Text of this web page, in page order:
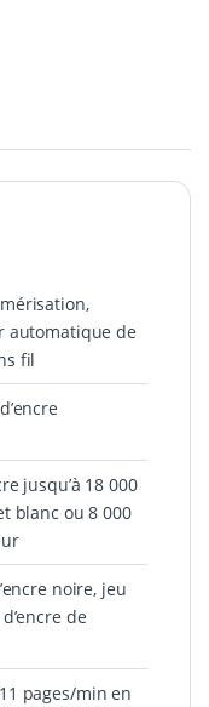
automatique de
fil
jusqu’à 18 000
blanc ou 8 000
noire, jeu
de
pages/min en